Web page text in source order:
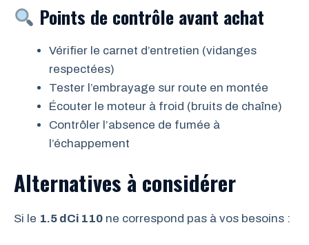
Points de contrôle avant achat
Vérifier le carnet d’entretien (vidanges
respectées)
Tester l’embrayage sur route en montée
Écouter le moteur à froid (bruits de chaîne)
Contrôler l’absence de fumée à
l’échappement
Alternatives à considérer
Si le 1.5 dCi 110 ne correspond pas à vos besoins :